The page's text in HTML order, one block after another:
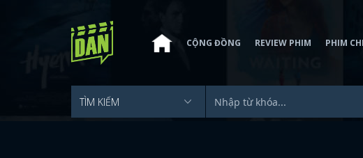
CỘNG ĐỒNG REVIEW PHIM PHIM